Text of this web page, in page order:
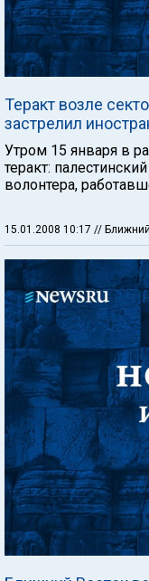
Теракт возле
застрелил
Утром 15 января в
теракт:
волонтера,
15.01.2008 10:17 //